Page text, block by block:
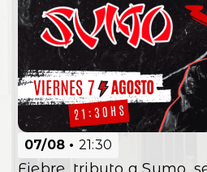
07/08 21:30
Fiebre, tributo a Sumo,